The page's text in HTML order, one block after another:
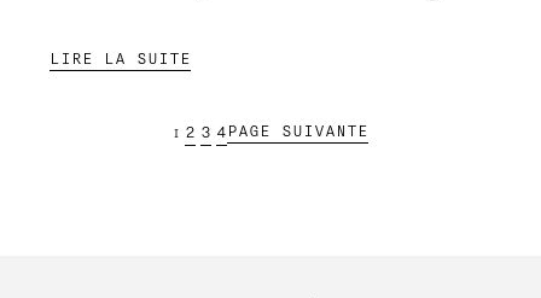
LIRE LA SUITE
RDV
JARDINS
DE
1 2 3 4PAGE SUIVANTE